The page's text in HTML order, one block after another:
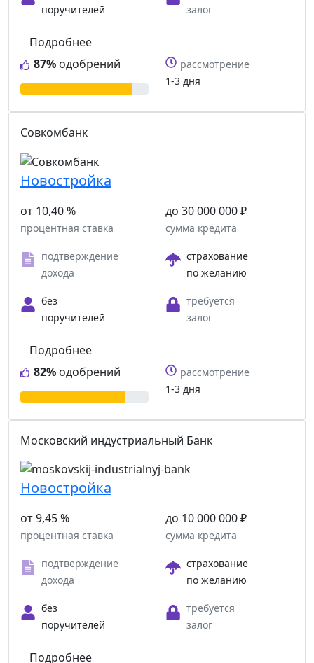
поручителей
залог
87% одобрений
Подробнее
рассмотрение
1-3 дня
Совкомбанк
Новостройка
от 10,40 %
процентная ставка
до 30 000 000 ₽
сумма кредита
подтверждение
дохода
страхование
по желанию
без
поручителей
требуется
залог
82% одобрений
Подробнее
рассмотрение
1-3 дня
Московский индустриальный Банк
Новостройка
от 9,45 %
процентная ставка
до 10 000 000 ₽
сумма кредита
подтверждение
дохода
страхование
по желанию
без
поручителей
требуется
залог
Подробнее